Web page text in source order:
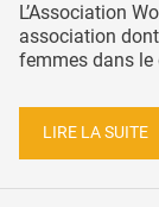
L’Association
association
femmes dans le
LIRE LA SUITE